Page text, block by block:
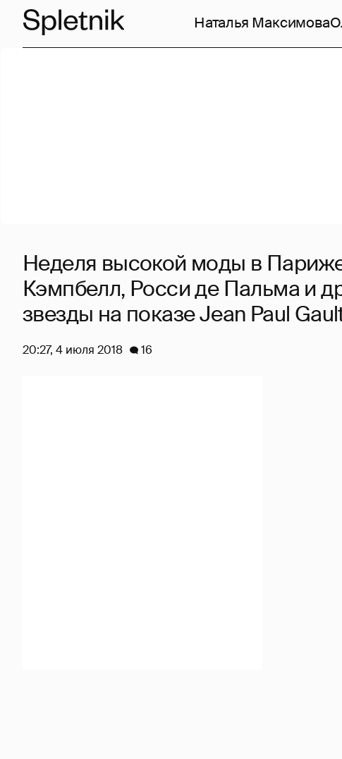
Наталья Максимова
Неделя высокой моды в
Кэмпбелл, Росси де Пальма и
звезды на показе Jean Paul
20:27, 4 июля 2018 16